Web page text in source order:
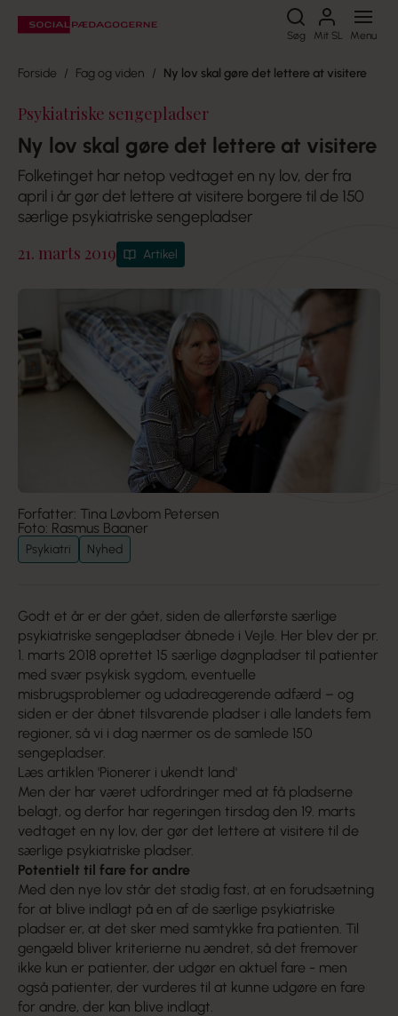
Søg Mit SL Menu
Søg
Forside Fag og viden Ny lov skal gøre det lettere at visitere
Psykiatriske sengepladser
Ny lov skal gøre det lettere at visitere
Folketinget har netop vedtaget en ny lov, der fra
april i år gør det lettere at visitere borgere til de 150
særlige psykiatriske sengepladser
21. marts 2019 Artikel
Forfatter: Tina Løvbom Petersen
Foto: Rasmus Baaner
Psykiatri Nyhed
Godt et år er der gået, siden de allerførste særlige
psykiatriske sengepladser åbnede i Vejle. Her blev der pr.
1. marts 2018 oprettet 15 særlige døgnpladser til patienter
med svær psykisk sygdom, eventuelle
misbrugsproblemer og udadreagerende adfærd – og
siden er der åbnet tilsvarende pladser i alle landets fem
regioner, så vi i dag nærmer os de samlede 150
sengepladser.
Læs artiklen ' Pionerer i ukendt land'
Men der har været udfordringer med at få pladserne
belagt, og derfor har regeringen tirsdag den 19. marts
vedtaget en ny lov, der gør det lettere at visitere til de
særlige psykiatriske pladser.
Potentielt til fare for andre
Med den nye lov står det stadig fast, at en forudsætning
for at blive indlagt på en af de særlige psykiatriske
pladser er, at det sker med samtykke fra patienten. Til
gengæld bliver kriterierne nu ændret, så det fremover
ikke kun er patienter, der udgør en aktuel fare - men
også patienter, der vurderes til at kunne udgøre en fare
for andre, der kan blive indlagt.